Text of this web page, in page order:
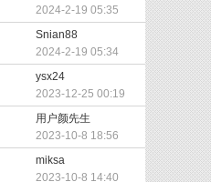
2024-2-19 05:35
Snian88
2024-2-19 05:34
ysx24
2023-12-25 00:19
用户颜先生
2023-10-8 18:56
miksa
2023-10-8 14:40